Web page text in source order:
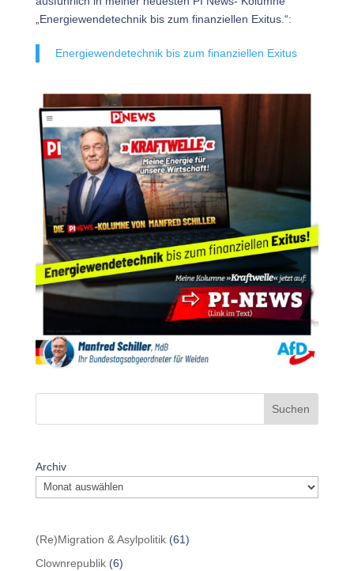
„Energiewendetechnik bis zum finanziellen Exitus.“:
Energiewendetechnik bis zum finanziellen Exitus
Suchen
Archiv
(Re)Migration & Asylpolitik(61)
Clownrepublik(6)